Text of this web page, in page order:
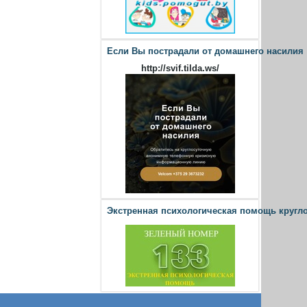
Если Вы пострадали от домашнего насилия
http://svif.tilda.ws/
Экстренная психологическая помощь